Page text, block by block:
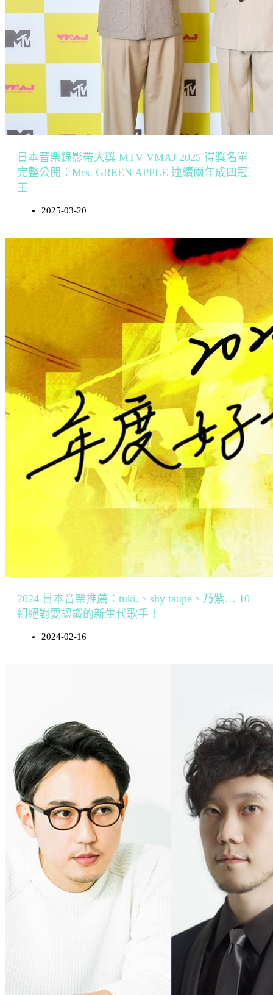
日本音樂錄影帶大獎 MTV VMAJ 2025 得獎名單
完整公開：Mrs. GREEN APPLE 連續兩年成四冠
王
2025-03-20
2024 日本音樂推薦：tuki.、shy taupe、乃紫… 10
組絕對要認識的新生代歌手！
2024-02-16